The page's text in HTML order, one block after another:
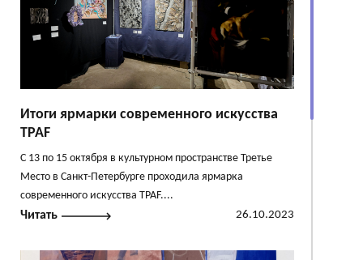
Итоги ярмарки современного искусства
TPAF
С 13 по 15 октября в культурном пространстве Третье
Место в Санкт-Петербурге проходила ярмарка
современного искусства TPAF....
Читать 26.10.2023